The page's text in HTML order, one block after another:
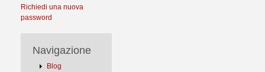
Richiedi una nuova
password
Navigazione
Blog